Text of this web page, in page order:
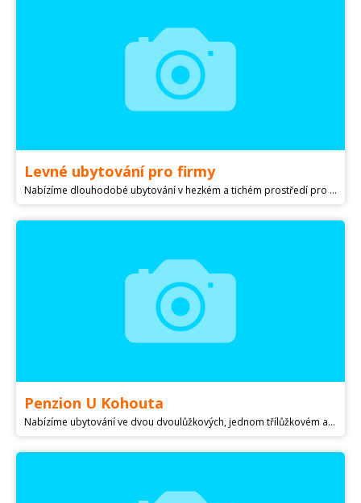
Levné ubytování pro firmy
Nabízíme dlouhodobé ubytování v hezkém a tichém prostředí pro firemní pracovníky ČR i UA na naší ubytovně v Hovorčovicích, Praha - východ. 2,3,4 lůžkové pokoje. Cena 5.500,- Kč/měs./1os. Volejte tel.: od 10.00hod. do 16.00hod.
Penzion U Kohouta
Nabízíme ubytování ve dvou dvoulůžkových, jednom třílůžkovém a jednom čtyřlůžkovém pokoji. Možnost stravování v restauraci. Pokoje jsou vybavené sprchou, wc, tv, lednice, varná konvice a wifi.Cena ubytování 450 Kč/osoba/noc.